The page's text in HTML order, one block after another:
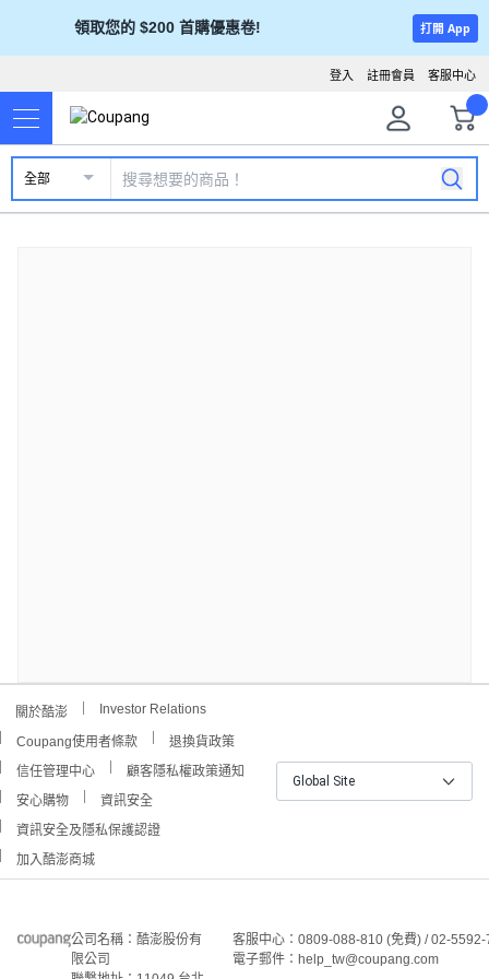
領取您的 $200 首購優惠卷! 打開 App
客服中心
註冊會員
登入
全部
關於酷澎 Investor Relations
Coupang使用者條款
退換貨政策
信任管理中心
顧客隱私權政策通知
安心購物
資訊安全
資訊安全及隱私保護認證
加入酷澎商城
Global Site
公司名稱：酷澎股份有
限公司
客服中心：0809-088-810 (免費) / 02-
電子郵件：help_tw@coupang.com